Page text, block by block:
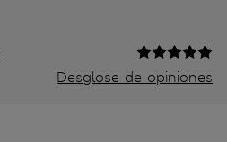
Desglose de opiniones